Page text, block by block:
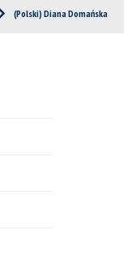
(Polski) Diana Domańska